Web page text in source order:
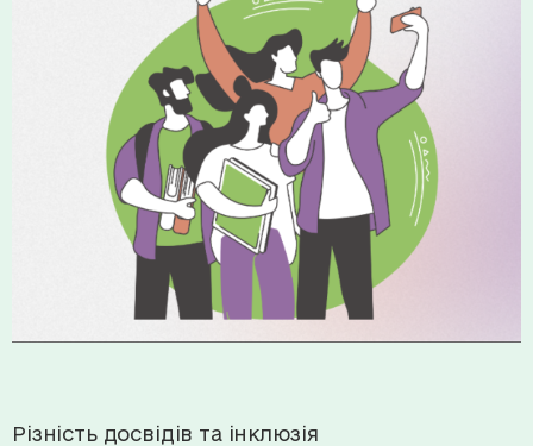
Різність досвідів та інклюзія